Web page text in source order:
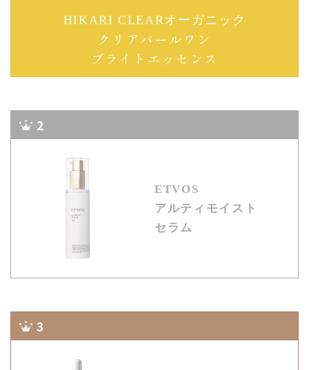
HIKARI CLEARオーガニック
クリアパールワン
ブライトエッセンス
2
ETVOS
アルティモイスト
セラム
3